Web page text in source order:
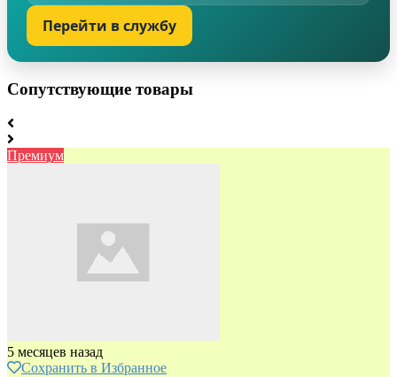
Перейти в службу
Сопутствующие товары
Премиум
5 месяцев назад
Сохранить в Избранное